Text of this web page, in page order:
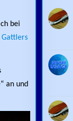
bei
Gattlers
an und